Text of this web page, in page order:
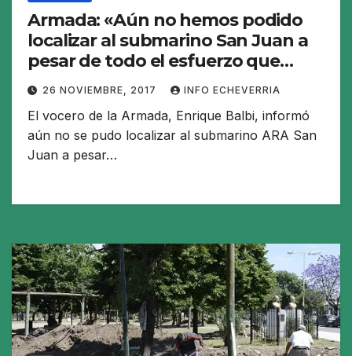
Armada: «Aún no hemos podido
localizar al submarino San Juan a
pesar de todo el esfuerzo que
estamos haciendo»
26 NOVIEMBRE, 2017 INFO ECHEVERRIA
El vocero de la Armada, Enrique Balbi, informó
aún no se pudo localizar al submarino ARA San
Juan a pesar…